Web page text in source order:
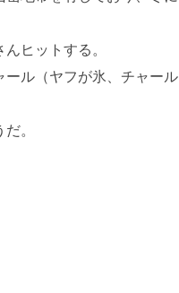
ヒットする。
ール（ヤフが氷、チャール
。